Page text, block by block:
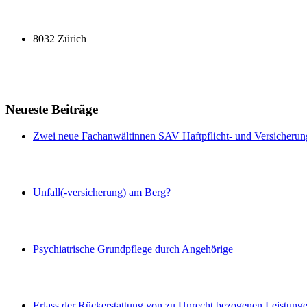
8032 Zürich
Neueste Beiträge
Zwei neue Fachanwältinnen SAV Haftpflicht- und
Unfall(-versicherung) am Berg?
Psychiatrische Grundpflege durch Angehörige